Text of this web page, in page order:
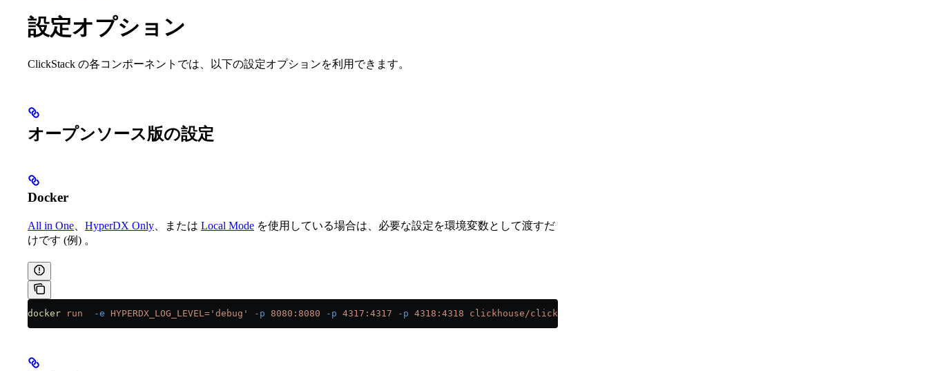
設定オプション
ClickStack の各コンポーネントでは、以下の設定オプションを利用できます。
オープンソース版の設定
Docker
All in One HyperDX Only 、または Local Mode を使用している場合は、必要な設定を環境変数として渡すだ
けです (例) 。
docker run
  -e
HYPERDX_LOG_LEVEL='debug' -p 8080:8080 -p 4317:4317 -p 4318:4318 clickhouse/clickstack-all-in-one:latest